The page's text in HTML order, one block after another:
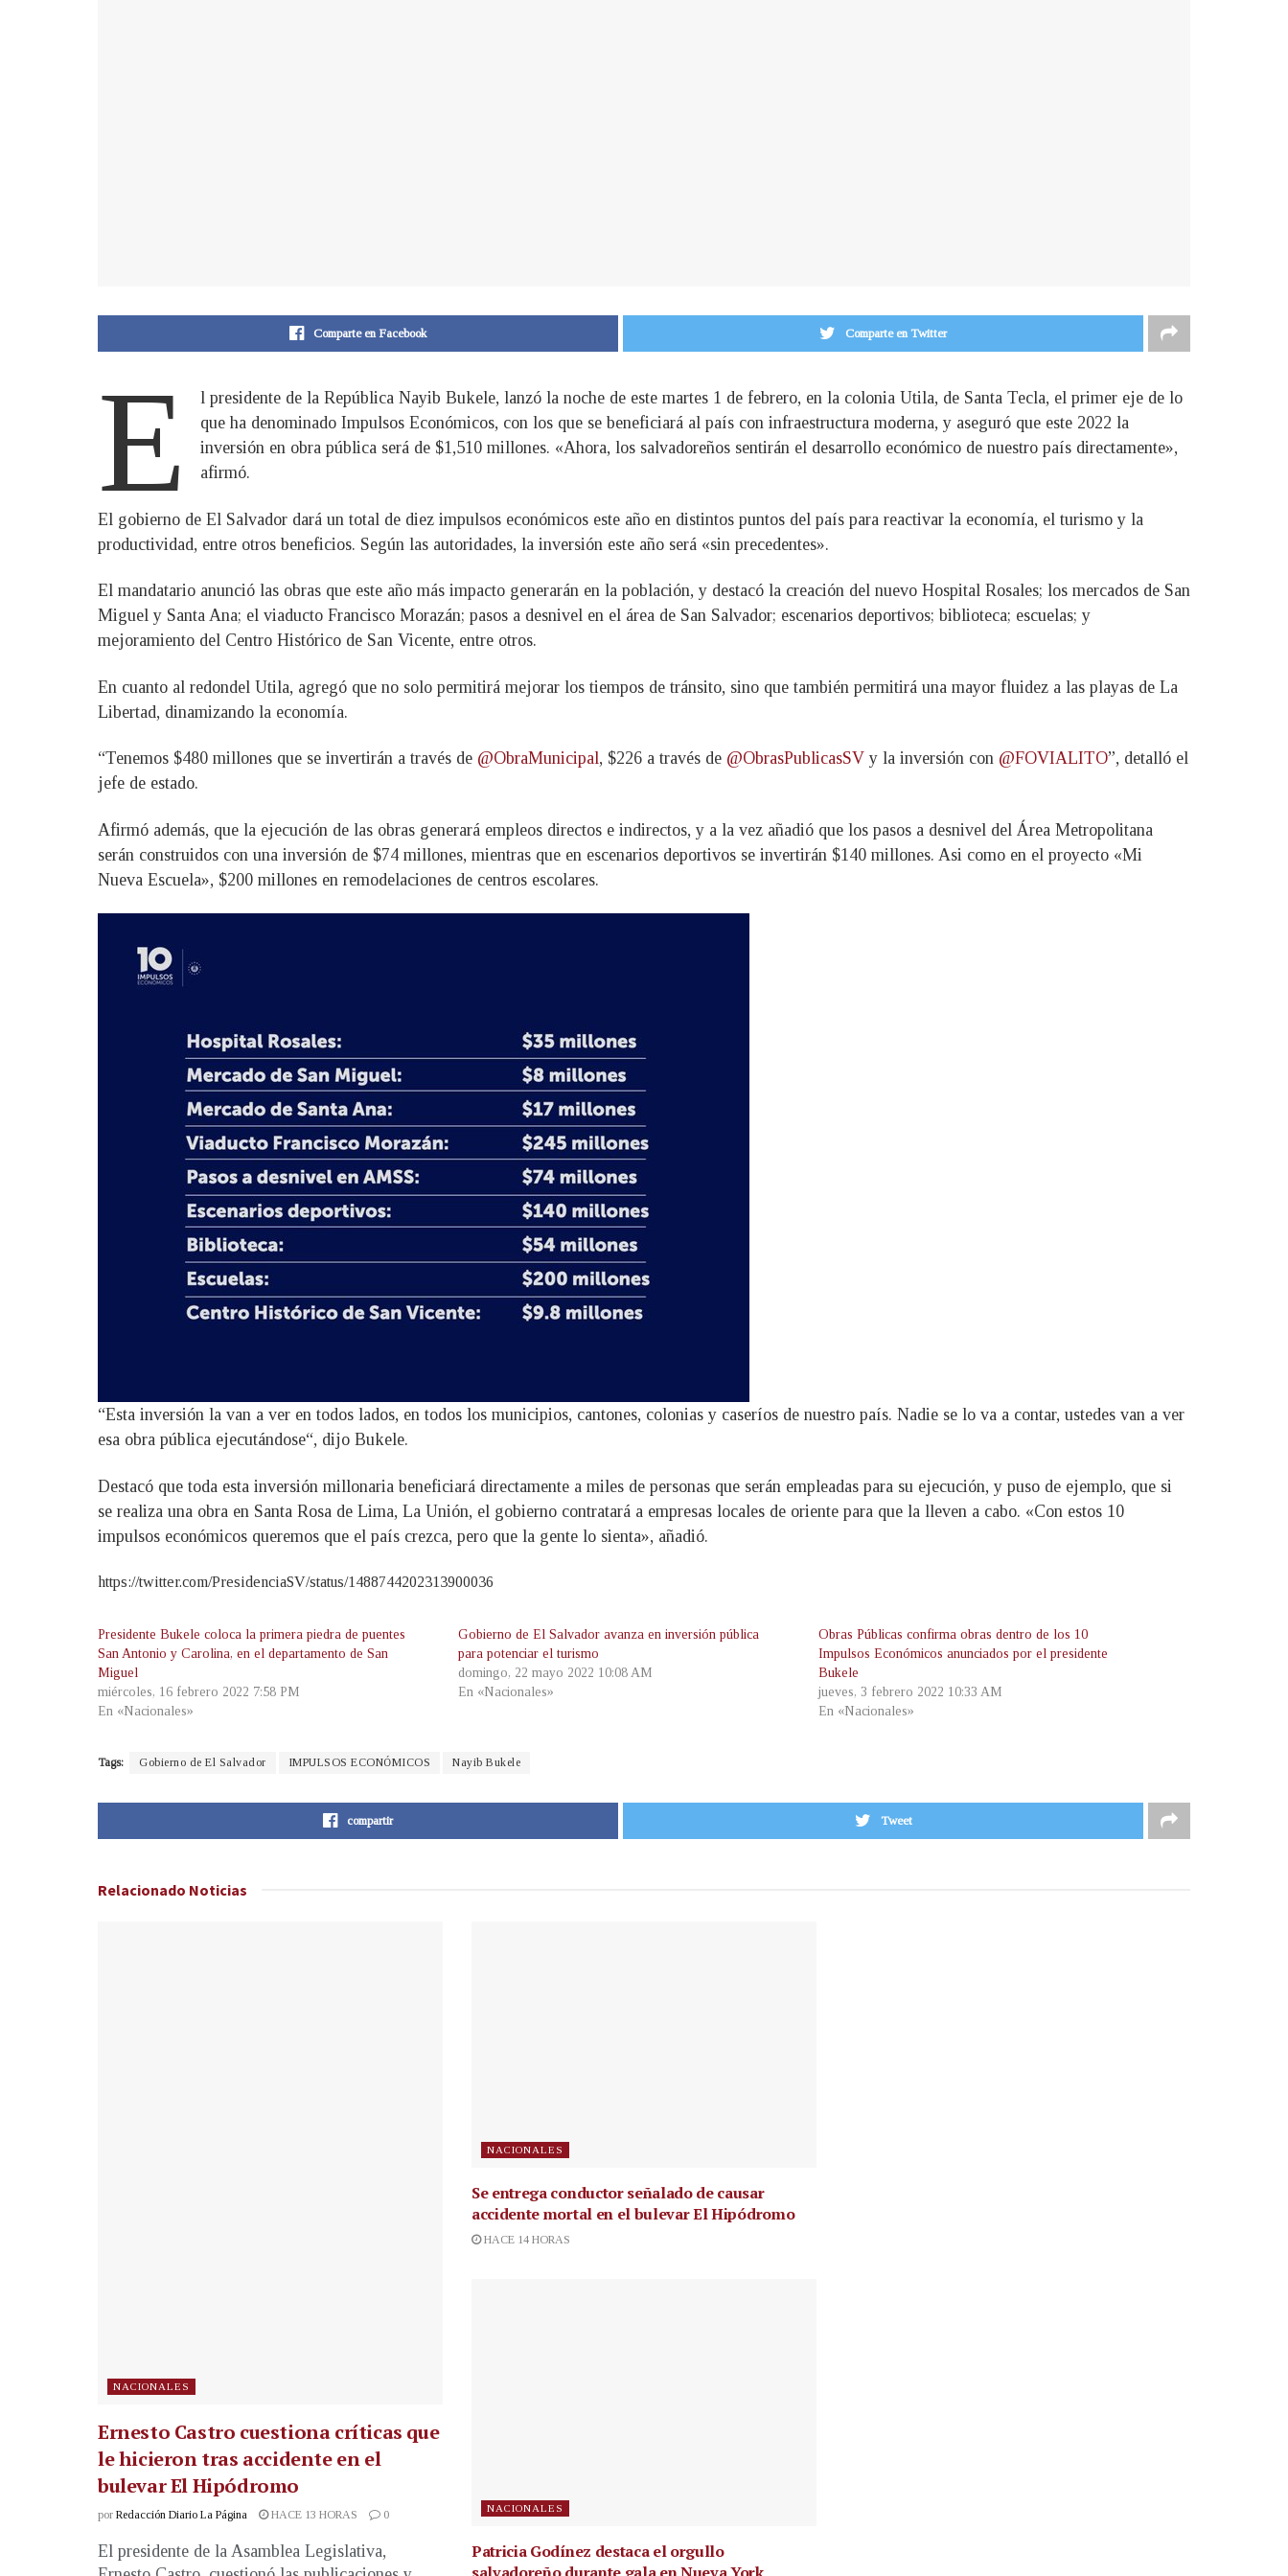
Comparte en Facebook Comparte en Twitter
E
l presidente de la República Nayib Bukele, lanzó la noche de este martes 1 de febrero, en la colonia Utila, de Santa Tecla, el primer eje de lo
que ha denominado Impulsos Económicos, con los que se beneficiará al país con infraestructura moderna, y aseguró que este 2022 la
inversión en obra pública será de $1,510 millones. «Ahora, los salvadoreños sentirán el desarrollo económico de nuestro país directamente»,
afirmó.
El gobierno de El Salvador dará un total de diez impulsos económicos este año en distintos puntos del país para reactivar la economía, el turismo y la
productividad, entre otros beneficios. Según las autoridades, la inversión este año será «sin precedentes».
El mandatario anunció las obras que este año más impacto generarán en la población, y destacó la creación del nuevo Hospital Rosales; los mercados de San
Miguel y Santa Ana; el viaducto Francisco Morazán; pasos a desnivel en el área de San Salvador; escenarios deportivos; biblioteca; escuelas; y
mejoramiento del Centro Histórico de San Vicente, entre otros.
En cuanto al redondel Utila, agregó que no solo permitirá mejorar los tiempos de tránsito, sino que también permitirá una mayor fluidez a las playas de La
Libertad, dinamizando la economía.
“Tenemos $480 millones que se invertirán a través de @ObraMunicipal, $226 a través de @ObrasPublicasSV y la inversión con @FOVIALITO”, detalló el
jefe de estado.
Afirmó además, que la ejecución de las obras generará empleos directos e indirectos, y a la vez añadió que los pasos a desnivel del Área Metropolitana
serán construidos con una inversión de $74 millones, mientras que en escenarios deportivos se invertirán $140 millones. Asi como en el proyecto «Mi
Nueva Escuela», $200 millones en remodelaciones de centros escolares.
“Esta inversión la van a ver en todos lados, en todos los municipios, cantones, colonias y caseríos de nuestro país. Nadie se lo va a contar, ustedes van a ver
esa obra pública ejecutándose“, dijo Bukele.
Destacó que toda esta inversión millonaria beneficiará directamente a miles de personas que serán empleadas para su ejecución, y puso de ejemplo, que si
se realiza una obra en Santa Rosa de Lima, La Unión, el gobierno contratará a empresas locales de oriente para que la lleven a cabo. «Con estos 10
impulsos económicos queremos que el país crezca, pero que la gente lo sienta», añadió.
https://twitter.com/PresidenciaSV/status/1488744202313900036
Presidente Bukele coloca la primera piedra de puentes
San Antonio y Carolina, en el departamento de San
Miguel
miércoles, 16 febrero 2022 7:58 PM
En «Nacionales»
Gobierno de El Salvador avanza en inversión pública
para potenciar el turismo
domingo, 22 mayo 2022 10:08 AM
En «Nacionales»
Obras Públicas confirma obras dentro de los 10
Impulsos Económicos anunciados por el presidente
Bukele
jueves, 3 febrero 2022 10:33 AM
En «Nacionales»
Tags: Gobierno de El Salvador IMPULSOS ECONÓMICOS Nayib Bukele
compartir Tweet
Relacionado Noticias
NACIONALES
Ernesto Castro cuestiona críticas que
le hicieron tras accidente en el
bulevar El Hipódromo
por Redacción Diario La Página HACE 13 HORAS 0
El presidente de la Asamblea Legislativa,
NACIONALES
Se entrega conductor señalado de causar
accidente mortal en el bulevar El Hipódromo
HACE 14 HORAS
NACIONALES
Patricia Godínez destaca el orgullo